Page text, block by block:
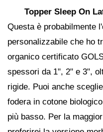
Topper Sleep On
Questa è probabilmente
personalizzabile che ho
organico certificato
spessori da 1", 2" e 3",
rigide. Puoi anche
fodera in cotone
più basso. Per la